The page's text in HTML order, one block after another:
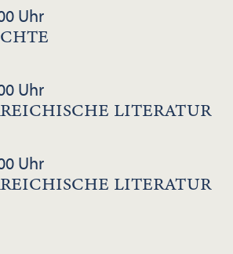
Uhr
Uhr
LITERATUR
Uhr
LITERATUR